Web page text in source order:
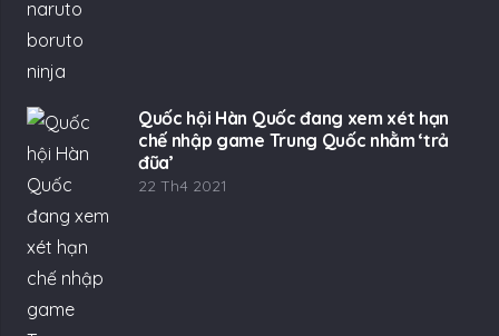
Quốc hội Hàn Quốc đang xem xét hạn
chế nhập game Trung Quốc nhằm ‘trả
đũa’
22 Th4 2021